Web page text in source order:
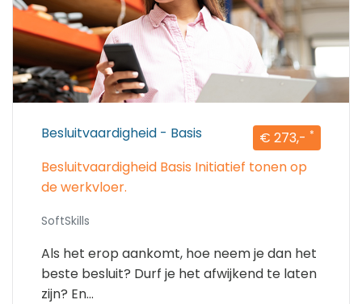
Besluitvaardigheid - Basis € 273,- *
Besluitvaardigheid Basis Initiatief tonen op
de werkvloer.
SoftSkills
Als het erop aankomt, hoe neem je dan het
beste besluit? Durf je het afwijkend te laten
zijn? En...